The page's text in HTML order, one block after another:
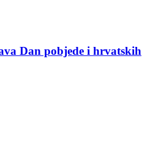
Dan pobjede i hrvatskih